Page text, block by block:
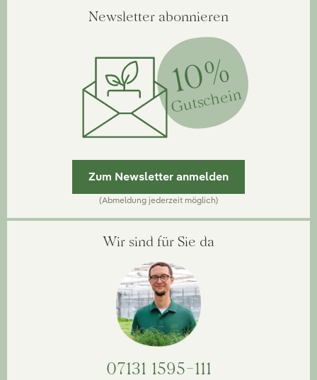
Newsletter abonnieren
10%
Gutschein
Zum Newsletter anmelden
(Abmeldung jederzeit möglich)
Wir sind für Sie da
07131 1595-111